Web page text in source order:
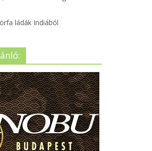
ládák Indiából